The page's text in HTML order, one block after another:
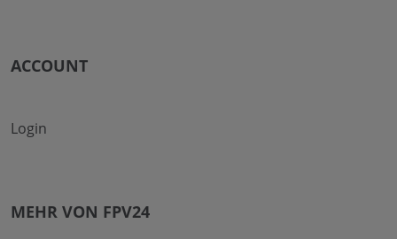
ACCOUNT
Login
MEHR VON FPV24